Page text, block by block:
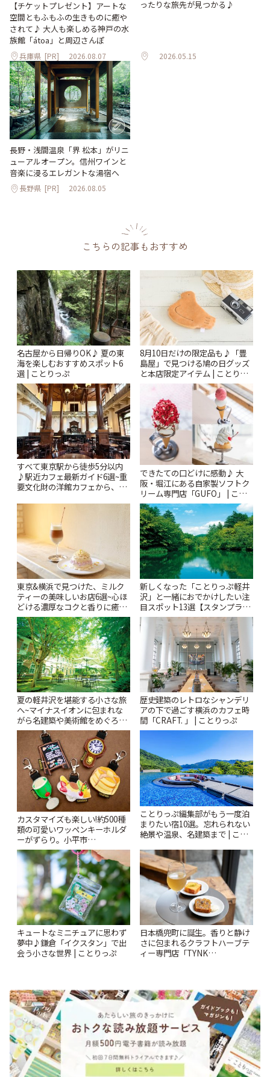
【チケットプレゼント】アートな
空間ともふもふの生きものに癒や
されて♪ 大人も楽しめる神戸の水
族館「átoa」と周辺さんぽ
兵庫県 [PR] 2026.08.07
ったりな旅先が見つかる♪
2026.05.15
長野・浅間温泉「界 松本」がリニ
ューアルオープン。信州ワインと
音楽に浸るエレガントな湯宿へ
長野県 [PR] 2026.08.05
こちらの記事もおすすめ
名古屋から日帰りOK♪ 夏の東
海を楽しむおすすめスポット6
選 | ことりっぷ
8月10日だけの限定品も♪「豊
島屋」で見つける鳩の日グッズ
と本店限定アイテム | ことりっ
すべて東京駅から徒歩5分以内
♪駅近カフェ最新ガイド6選~重
要文化財の洋館カフェから、改
りっぷ
できたての口どけに感動♪ 大
阪・堀江にある自家製ソフトク
リーム専門店「GUFO」 | こと
りっぷ
東京&横浜で見つけた、ミルク
ティーの美味しいお店6選~心ほ
どける濃厚なコクと香りに癒や
されるティータイム~ | ことりっ
ぷ
新しくなった「ことりっぷ軽井
沢」と一緒におでかけしたい注
目スポット13選【スタンプラリ
ー開催中】 | ことりっぷ
夏の軽井沢を堪能する小さな旅
へ~マイナスイオンに包まれな
がら名建築や美術館をめぐろう
~ | ことりっぷ
歴史建築のレトロなシャンデリ
アの下で過ごす横浜のカフェ時
間「CRAFT. 」 | ことりっぷ
カスタマイズも楽しい!約500種
類の可愛いワッペンキーホルダ
ーがずらり。小平市
「Kimamaya T&K」 | ことりっ
ぷ
ことりっぷ編集部がもう一度泊
まりたい宿10選。忘れられない
絶景や温泉、名建築まで | こと
キュートなミニチュアに思わず
夢中♪鎌倉「イクスタン」で出
会う小さな世界 | ことりっぷ
日本橋兜町に誕生。香りと静け
さに包まれるクラフトハーブテ
ィー専門店「TYNK